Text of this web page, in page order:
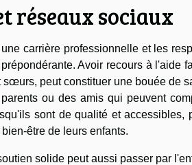
réseaux sociaux
carrière professionnelle et les
Avoir recours à l'aide
peut constituer une bouée de
ou des amis qui peuvent
sont de qualité et accessibles,
être de leurs enfants.
solide peut aussi passer par